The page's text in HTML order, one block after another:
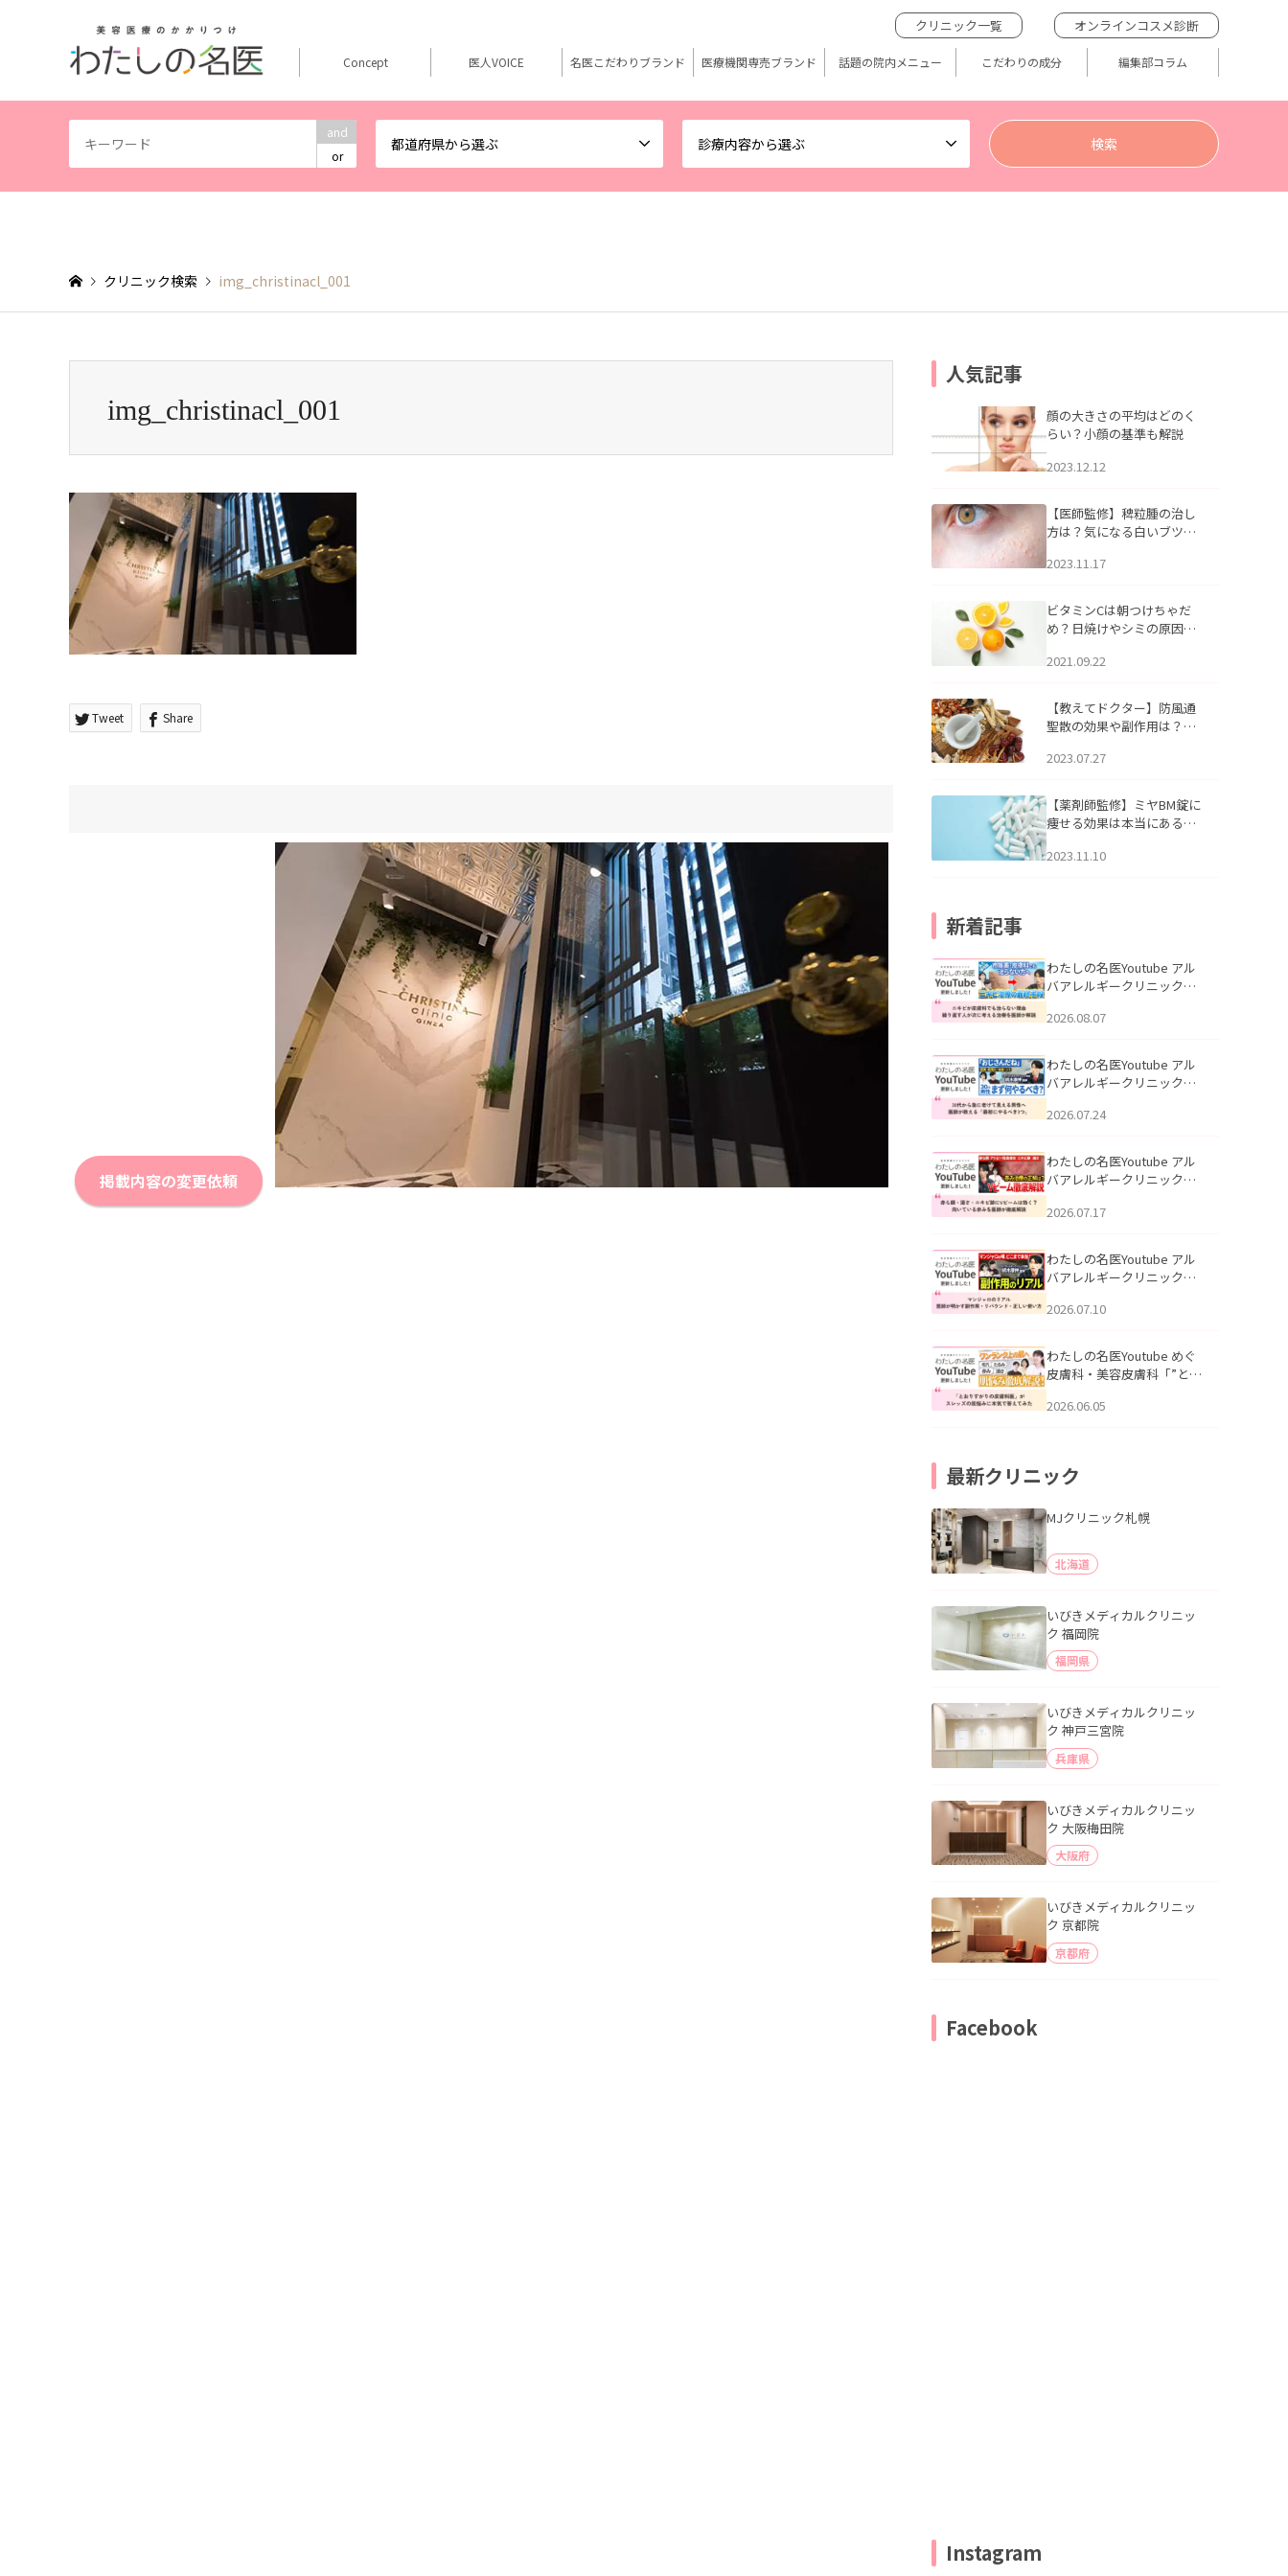
and
or
都道府県から選ぶ 診療内容から選ぶ
クリニック一覧 オンラインコスメ診断
Concept 医人VOICE 名医こだわりブランド 医療機関専売ブランド 話題の院内メニュー こだわりの成分 編集部コラム
クリニック検索 img_christinacl_001
img_christinacl_001
Tweet Share
掲載内容の変更依頼
人気記事
顔の大きさの平均はどのく
らい？小顔の基準も解説
2023.12.12
【医師監修】稗粒腫の治し
方は？気になる白いブツブ
アについて
2023.11.17
ビタミンCは朝つけちゃだ
め？日焼けやシミの原因に
2021.09.22
【教えてドクター】防風通
聖散の効果や副作用は？長
2023.07.27
【薬剤師監修】ミヤBM錠に
痩せる効果は本当にある
2023.11.10
新着記事
わたしの名医Youtube アル
バアレルギークリニック札
らない理由｜繰り返す人が
説」を公開いたしました。
2026.08.07
わたしの名医Youtube アル
バアレルギークリニック札
える男性へ｜医師が教える
公開いたしました。
2026.07.24
わたしの名医Youtube アル
バアレルギークリニック札
跡にVビームは効く？向いて
説」を公開いたしました。
2026.07.17
わたしの名医Youtube アル
バアレルギークリニック札
医師が明かす副作用・リバ
公開いたしました。
2026.07.10
わたしの名医Youtube めぐ
皮膚科・美容皮膚科「”とお
ッズの肌悩みに本気で答え
2026.06.05
最新クリニック
MJクリニック札幌
北海道
いびきメディカルクリニッ
ク 福岡院
福岡県
いびきメディカルクリニッ
ク 神戸三宮院
兵庫県
いびきメディカルクリニッ
ク 大阪梅田院
大阪府
いびきメディカルクリニッ
ク 京都院
京都府
Facebook
Instagram